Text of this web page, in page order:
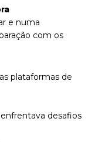
e numa
com os
plataformas de
desafios